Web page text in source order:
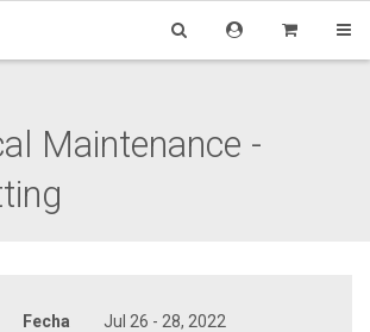
Maintenance -
Fecha
Jul 26 - 28, 2022